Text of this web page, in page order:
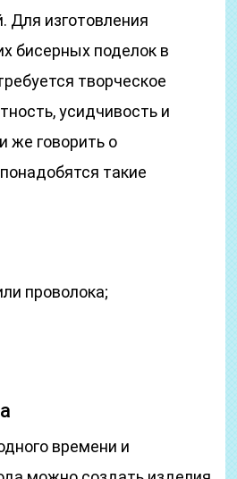
Для изготовления
бисерных поделок в
творческое
усидчивость и
же говорить о
такие
проволока;
времени и